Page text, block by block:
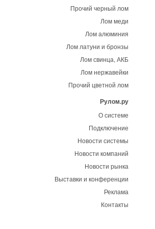
Прочий черный лом
Лом меди
Лом алюминия
Лом латуни и бронзы
Лом свинца, АКБ
Лом нержавейки
Прочий цветной лом
Рулом.ру
О системе
Подключение
Новости системы
Новости компаний
Новости рынка
Выставки и конференции
Реклама
Контакты